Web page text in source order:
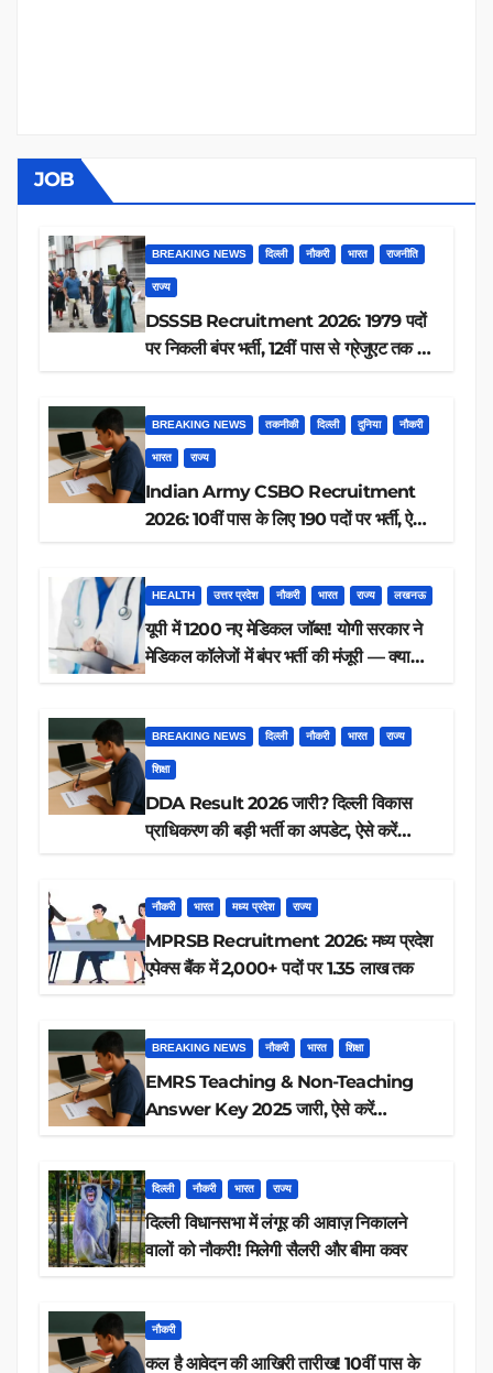
JOB
BREAKING NEWS दिल्ली नौकरी भारत राजनीति
राज्य
DSSSB Recruitment 2026: 1979 पदों
पर निकली बंपर भर्ती, 12वीं पास से ग्रेजुएट तक करें
BREAKING NEWS तकनीकी दिल्ली दुनिया नौकरी
भारत राज्य
Indian Army CSBO Recruitment
2026: 10वीं पास के लिए 190 पदों पर भर्ती, ऐसे
HEALTH उत्तर प्रदेश नौकरी भारत राज्य लखनऊ
यूपी में 1200 नए मेडिकल जॉब्स! योगी सरकार ने
मेडिकल कॉलेजों में बंपर भर्ती की मंजूरी — क्या
BREAKING NEWS दिल्ली नौकरी भारत राज्य
शिक्षा
DDA Result 2026 जारी? दिल्ली विकास
प्राधिकरण की बड़ी भर्ती का अपडेट, ऐसे करें
नौकरी भारत मध्य प्रदेश राज्य
MPRSB Recruitment 2026: मध्य प्रदेश
एपेक्स बैंक में 2,000+ पदों पर 1.35 लाख तक
BREAKING NEWS नौकरी भारत शिक्षा
EMRS Teaching & Non-Teaching
Answer Key 2025 जारी, ऐसे करें
दिल्ली नौकरी भारत राज्य
दिल्ली विधानसभा में लंगूर की आवाज़ निकालने
वालों को नौकरी! मिलेगी सैलरी और बीमा कवर
नौकरी
कल है आवेदन की आखिरी तारीख! 10वीं पास के